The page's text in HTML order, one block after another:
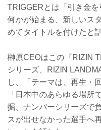
TRIGGERとは「引き金
何かが始まる、新しいス
めてタイトルを付けたと
榊原CEOはこの『RIZIN
シリーズ、RIZIN
し、「テーマは、再生・
「日本中のあらゆる場所
掘、ナンバーシリーズで
スが出せなかった選手へ